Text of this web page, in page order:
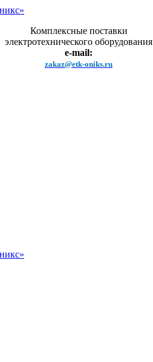
Комплексные поставки
электротехнического оборудования
e-mail:
zakaz@etk-oniks.ru